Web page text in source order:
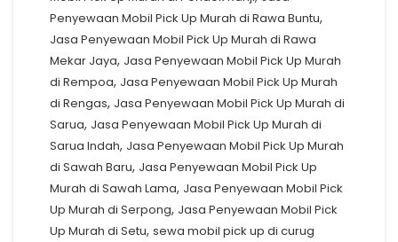
Penyewaan Mobil Pick Up Murah di Rawa Buntu,
Jasa Penyewaan Mobil Pick Up Murah di Rawa
Mekar Jaya, Jasa Penyewaan Mobil Pick Up Murah
di Rempoa, Jasa Penyewaan Mobil Pick Up Murah
di Rengas, Jasa Penyewaan Mobil Pick Up Murah di
Sarua, Jasa Penyewaan Mobil Pick Up Murah di
Sarua Indah, Jasa Penyewaan Mobil Pick Up Murah
di Sawah Baru, Jasa Penyewaan Mobil Pick Up
Murah di Sawah Lama, Jasa Penyewaan Mobil Pick
Up Murah di Serpong, Jasa Penyewaan Mobil Pick
Up Murah di Setu, sewa mobil pick up di curug